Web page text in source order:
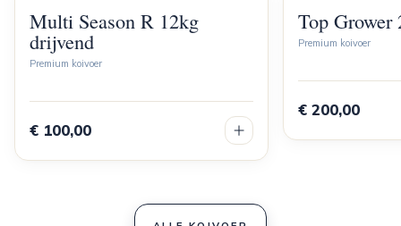
Multi Season R 12kg
drijvend
Premium koivoer
€ 100,00
Top Grower
Premium koivoer
€ 200,00